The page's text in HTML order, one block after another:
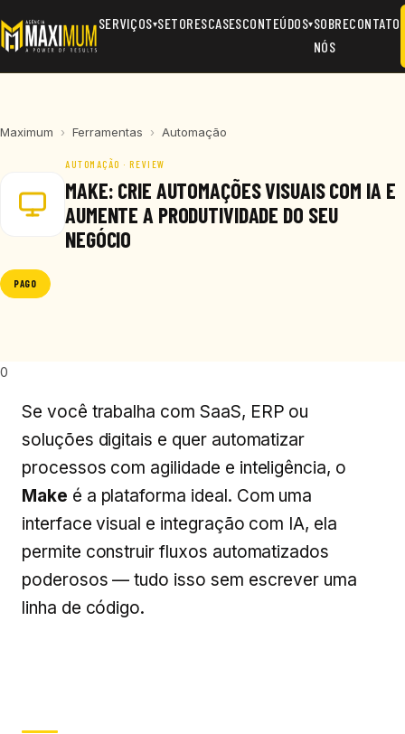
SERVIÇOS▾SETORESCASESCONTEÚDOS▾SOBRE
NÓS
CONTATO
Maximum › Ferramentas › Automação
AUTOMAÇÃO · REVIEW
MAKE: CRIE AUTOMAÇÕES VISUAIS COM IA E
AUMENTE A PRODUTIVIDADE DO SEU
NEGÓCIO
PAGO
0
Se você trabalha com SaaS, ERP ou
soluções digitais e quer automatizar
processos com agilidade e inteligência, o
Make é a plataforma ideal. Com uma
interface visual e integração com IA, ela
permite construir fluxos automatizados
poderosos — tudo isso sem escrever uma
linha de código.